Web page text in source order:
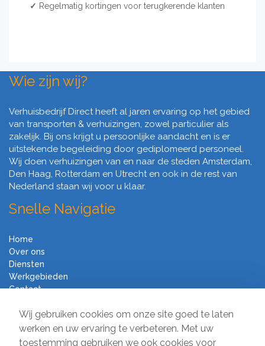
Wij gebruiken cookies om onze site goed te laten
werken en uw ervaring te verbeteren. Met uw
toestemming gebruiken we ook cookies voor
✓ Regelmatig kortingen voor terugkerende klanten
Wie zijn wij?
Verhuisbedrijf Direct heeft al jaren ervaring op het gebied
van transporten & verhuizingen, zowel particulier als
zakelijk. Bij ons krijgt u persoonlijke aandacht en is er
uitstekende begeleiding door gediplomeerd personeel.
Wij doen verhuizingen van en naar de steden Amsterdam,
Den Haag, Rotterdam en Utrecht en ook in de rest van
Nederland staan wij voor u klaar.
Snelle Navigatie
Home
Over ons
Diensten
Werkgebieden
Contact
Verhuisbedrijf Direct